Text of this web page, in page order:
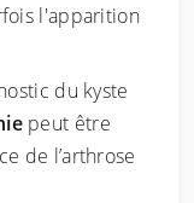
l'apparition
du kyste
peut être
de l’arthrose